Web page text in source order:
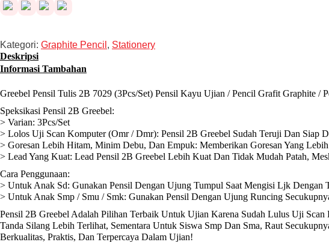
Rp 9.650.
Kategori: Graphite Pencil , Stationery
Deskripsi
Informasi Tambahan
Greebel Pensil Tulis 2B 7029 (3Pcs/Set) Pensil Kayu Ujian / Pencil Grafit Graphite /
Speksikasi Pensil 2B Greebel:
> Varian: 3Pcs/Set
> Lolos Uji Scan Komputer (Omr / Dmr): Pensil 2B Greebel Sudah Teruji Dan Siap
> Goresan Lebih Hitam, Minim Debu, Dan Empuk: Memberikan Goresan Yang
> Lead Yang Kuat: Lead Pensil 2B Greebel Lebih Kuat Dan Tidak Mudah Patah,
Cara Penggunaan:
> Untuk Anak Sd: Gunakan Pensil Dengan Ujung Tumpul Saat Mengisi Ljk Dengan
> Untuk Anak Smp / Smu / Smk: Gunakan Pensil Dengan Ujung Runcing
Pensil 2B Greebel Adalah Pilihan Terbaik Untuk Ujian Karena Sudah Lulus Uji
Tanda Silang Lebih Terlihat, Sementara Untuk Siswa Smp Dan Sma, Raut
Berkualitas, Praktis, Dan Terpercaya Dalam Ujian!